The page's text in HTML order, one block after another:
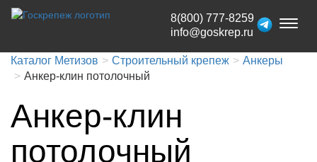
Toggle
8(800) 777-8259
info@goskrep.ru
Каталог Метизов Строительный крепеж
Анкеры
Анкер-клин потолочный
Анкер-клин
потолочный